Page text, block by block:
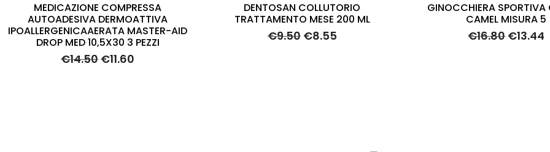
MEDICAZIONE COMPRESSA
AUTOADESIVA DERMOATTIVA
IPOALLERGENICAAERATA MASTER-AID
DROP MED 10,5X30 3 PEZZI
€14.50€11.60
DENTOSAN COLLUTORIO
TRATTAMENTO MESE 200 ML
€9.50 €8.55
GINOCCHIERA SPORTIVA
CAMEL MISURA 5
€16.80€13.44